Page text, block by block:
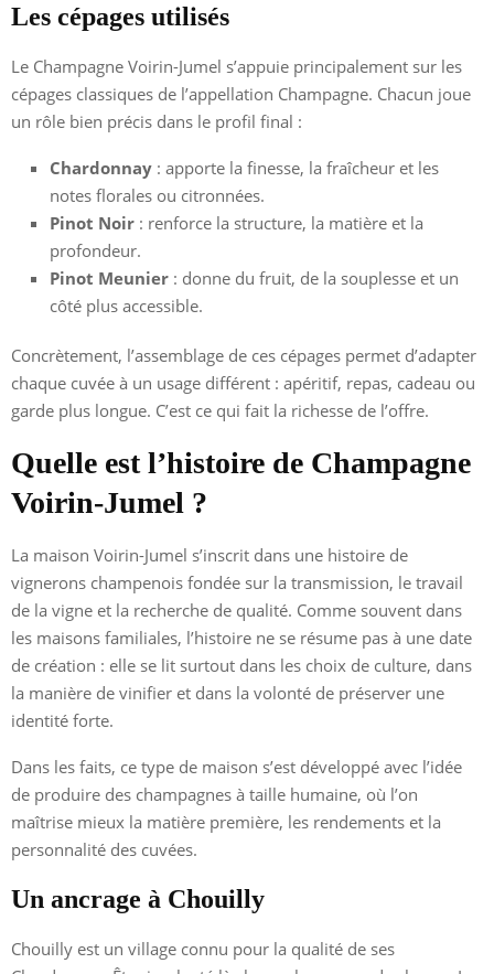
Les cépages utilisés
Le Champagne Voirin-Jumel s’appuie principalement sur les
cépages classiques de l’appellation Champagne. Chacun joue
un rôle bien précis dans le profil final :
Chardonnay : apporte la finesse, la fraîcheur et les
notes florales ou citronnées.
Pinot Noir : renforce la structure, la matière et la
profondeur.
Pinot Meunier : donne du fruit, de la souplesse et un
côté plus accessible.
Concrètement, l’assemblage de ces cépages permet d’adapter
chaque cuvée à un usage différent : apéritif, repas, cadeau ou
garde plus longue. C’est ce qui fait la richesse de l’offre.
Quelle est l’histoire de Champagne
Voirin-Jumel ?
La maison Voirin-Jumel s’inscrit dans une histoire de
vignerons champenois fondée sur la transmission, le travail
de la vigne et la recherche de qualité. Comme souvent dans
les maisons familiales, l’histoire ne se résume pas à une date
de création : elle se lit surtout dans les choix de culture, dans
la manière de vinifier et dans la volonté de préserver une
identité forte.
Dans les faits, ce type de maison s’est développé avec l’idée
de produire des champagnes à taille humaine, où l’on
maîtrise mieux la matière première, les rendements et la
personnalité des cuvées.
Un ancrage à Chouilly
Chouilly est un village connu pour la qualité de ses